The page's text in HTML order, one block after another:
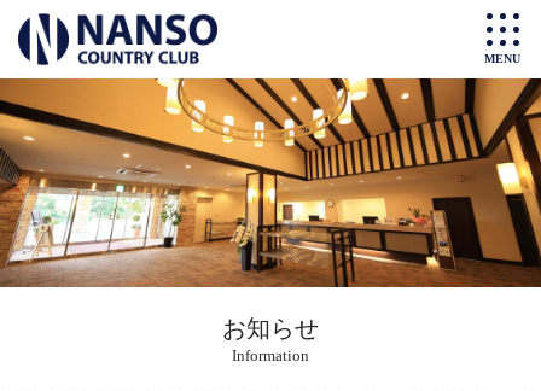
お知らせ
Information